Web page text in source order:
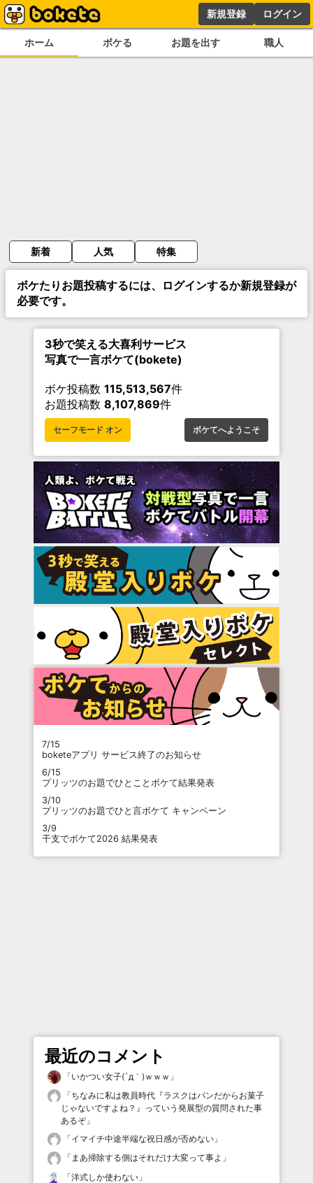
新規登録 ログイン
ホーム ボケる お題を出す 職人
新着 人気 特集
ボケたりお題投稿するには、ログインするか新規登録が
必要です。
3秒で笑える大喜利サービス
写真で一言ボケて(bokete)
ボケ投稿数 115,513,567件
お題投稿数 8,107,869件
セーフモード オン ボケてへようこそ
7/15
boketeアプリ サービス終了のお知らせ
6/15
プリッツのお題でひとことボケて結果発表
3/10
プリッツのお題でひと言ボケて キャンペーン
3/9
干支でボケて2026 結果発表
最近のコメント
「いかつい女子(´д｀)ｗｗｗ 」
「ちなみに私は教員時代『ラスクはパンだからお菓子
じゃないですよね？』っていう発展型の質問された事
あるぞ」
「イマイチ中途半端な祝日感が否めない 」
「 まあ掃除する側はそれだけ大変って事よ 」
「洋式しか使わない 」